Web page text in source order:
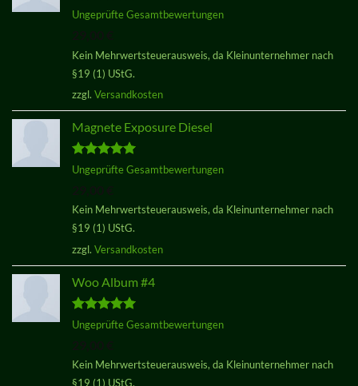
Bewertet
Ungeprüfte Gesamtbewertungen
Kein Mehrwertsteuerausweis, da Kleinunternehmer nach
§19 (1) UStG.
zzgl. Versandkosten
Magnete Exposure Diesel
Bewertet
Ungeprüfte Gesamtbewertungen
Kein Mehrwertsteuerausweis, da Kleinunternehmer nach
§19 (1) UStG.
zzgl. Versandkosten
Woo Album #4
Bewertet
Ungeprüfte Gesamtbewertungen
Kein Mehrwertsteuerausweis, da Kleinunternehmer nach
§19 (1) UStG.